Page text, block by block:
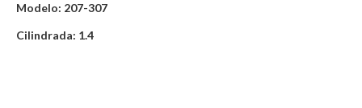
Modelo: 207-307
Cilindrada: 1.4